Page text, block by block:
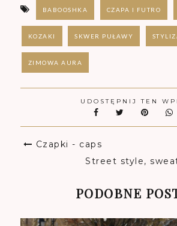
BABOOSHKA CZAPA I FUTRO
KOZAKI SKWER PUŁAWY
ZIMOWA AURA
UDOSTĘPNIJ TEN
Czapki - caps
Street style,
PODOBNE